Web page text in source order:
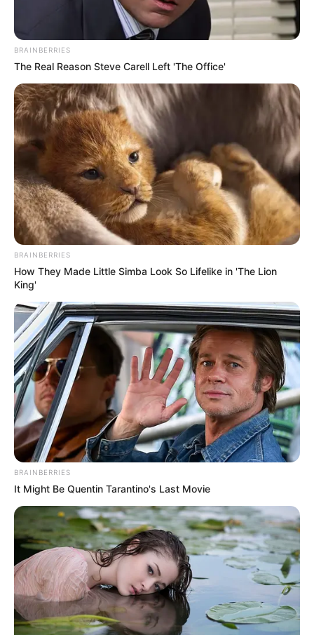
ΣΠΑΜΕ ΤΟ ΜΑΤΡΙΞ – ΤΟ ΒΙΒΛΙΟ
BRAINBERRIES
The Real Reason Steve Carell Left 'The Office'
BRAINBERRIES
How They Made Little Simba Look So Lifelike in 'The Lion
King'
BRAINBERRIES
It Might Be Quentin Tarantino's Last Movie